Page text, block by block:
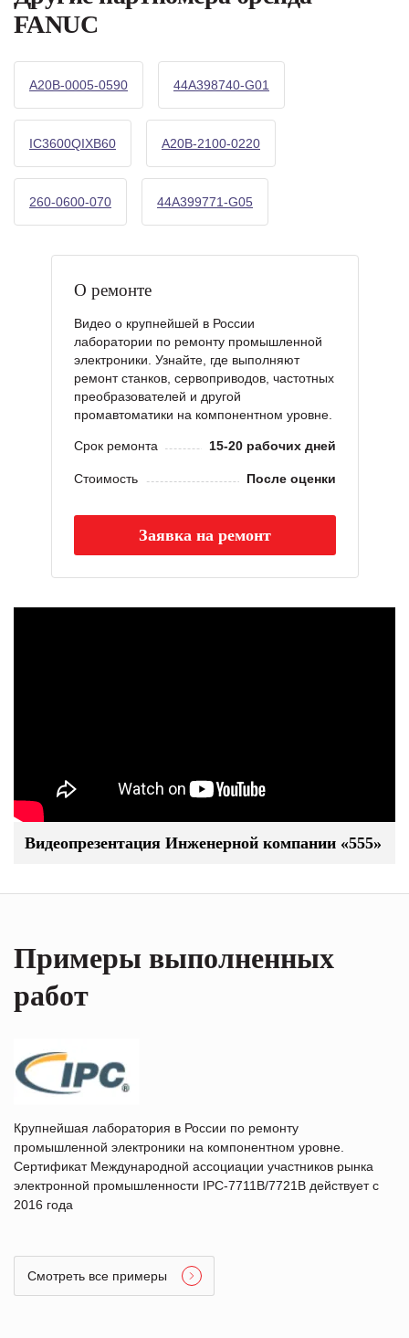
FANUC
A20B-0005-0590 44A398740-G01
IC3600QIXB60 A20B-2100-0220
260-0600-070 44A399771-G05
О ремонте
Видео о крупнейшей в России
лаборатории по ремонту промышленной
электроники. Узнайте, где выполняют
ремонт станков, сервоприводов, частотных
преобразователей и другой
промавтоматики на компонентном уровне.
Срок ремонта 15-20 рабочих дней
Стоимость После оценки
Заявка на ремонт
Видеопрезентация Инженерной компании «555»
Примеры выполненных
работ
Крупнейшая лаборатория в России по ремонту
промышленной электроники на компонентном уровне.
Сертификат Международной ассоциации участников рынка
электронной промышленности IPC-7711B/7721B действует с
2016 года
Смотреть все примеры